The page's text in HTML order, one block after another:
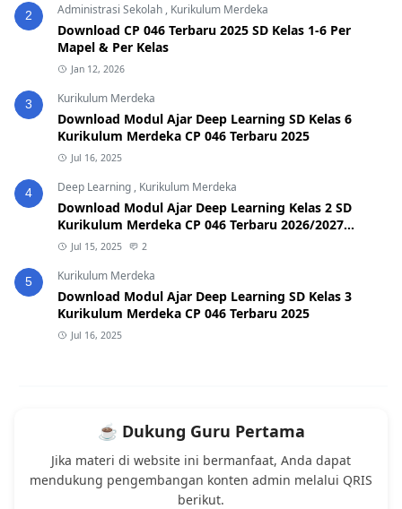
2 Administrasi Sekolah , Kurikulum Merdeka
Download CP 046 Terbaru 2025 SD Kelas 1-6 Per
Mapel & Per Kelas
Jan 12, 2026
3 Kurikulum Merdeka
Download Modul Ajar Deep Learning SD Kelas 6
Kurikulum Merdeka CP 046 Terbaru 2025
Jul 16, 2025
4 Deep Learning , Kurikulum Merdeka
Download Modul Ajar Deep Learning Kelas 2 SD
Kurikulum Merdeka CP 046 Terbaru 2026/2027
(Format Word & PDF)
Jul 15, 2025 2
5 Kurikulum Merdeka
Download Modul Ajar Deep Learning SD Kelas 3
Kurikulum Merdeka CP 046 Terbaru 2025
Jul 16, 2025
☕ Dukung Guru Pertama
Jika materi di website ini bermanfaat, Anda dapat
mendukung pengembangan konten admin melalui QRIS
berikut.